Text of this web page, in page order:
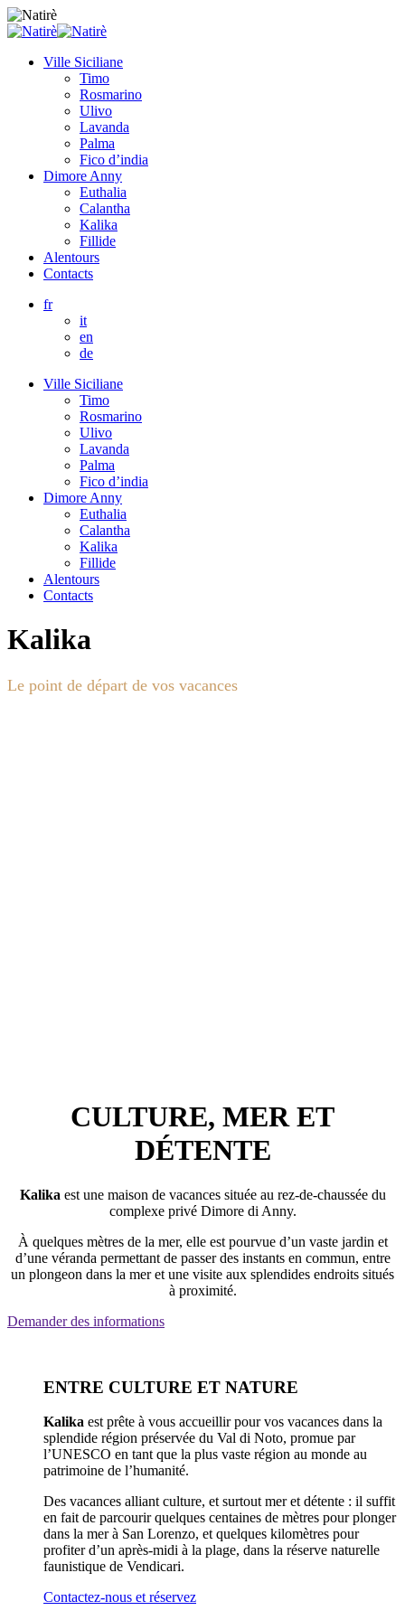
Ville Siciliane
Timo
Rosmarino
Ulivo
Lavanda
Palma
Fico d’india
Dimore Anny
Euthalia
Calantha
Kalika
Fillide
Alentours
Contacts
fr
it
en
de
Ville Siciliane
Timo
Rosmarino
Ulivo
Lavanda
Palma
Fico d’india
Dimore Anny
Euthalia
Calantha
Kalika
Fillide
Alentours
Contacts
Kalika
Le point de départ de vos vacances
CULTURE, MER ET
DÉTENTE
Kalika est une maison de vacances située au rez-de-chaussée du
complexe privé Dimore di Anny.
À quelques mètres de la mer, elle est pourvue d’un vaste jardin et
d’une véranda permettant de passer des instants en commun, entre
un plongeon dans la mer et une visite aux splendides endroits situés
à proximité.
Demander des informations
ENTRE CULTURE ET NATURE
Kalika est prête à vous accueillir pour vos vacances dans la
splendide région préservée du Val di Noto, promue par
l’UNESCO en tant que la plus vaste région au monde au
patrimoine de l’humanité.
Des vacances alliant culture, et surtout mer et détente : il suffit
en fait de parcourir quelques centaines de mètres pour plonger
dans la mer à San Lorenzo, et quelques kilomètres pour
profiter d’un après-midi à la plage, dans la réserve naturelle
faunistique de Vendicari.
Contactez-nous et réservez